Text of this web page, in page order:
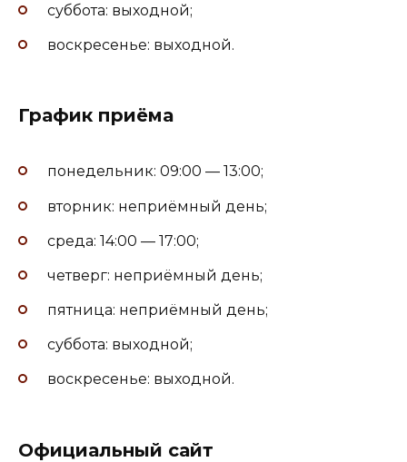
суббота: выходной;
воскресенье: выходной.
График приёма
понедельник: 09:00 — 13:00;
вторник: неприёмный день;
среда: 14:00 — 17:00;
четверг: неприёмный день;
пятница: неприёмный день;
суббота: выходной;
воскресенье: выходной.
Официальный сайт